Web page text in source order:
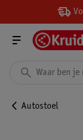
Autostoel